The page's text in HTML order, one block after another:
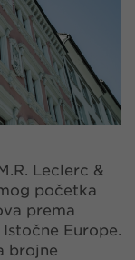
Leclerc &
početka
prema
Europe.
brojne